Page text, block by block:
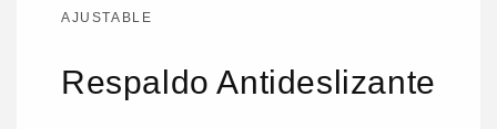
AJUSTABLE
Respaldo Antideslizante